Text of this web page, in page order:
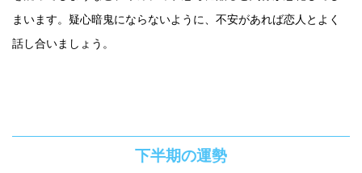
まいます。疑心暗鬼にならないように、不安があれば恋人とよく
話し合いましょう。
下半期の運勢